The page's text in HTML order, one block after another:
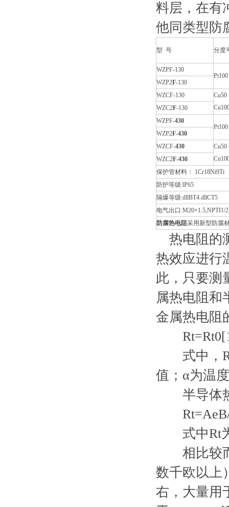
料层，在有
他同类型防
型 号 分度
WZPF-130
Pt100
WZP2F-130
WZCF-130
Cu50
WZC2F-130
WZPF-430
Pt100
WZP2F-430
WZCF-430
Cu50
WZC2F-430
保护管材料： 1Cr18Ni9Ti
防护等级:lP65
隔爆等级:dllBT4.dllCT5
电气出口:M20×1.5,NPTI1/2
防腐热电阻采用新型防腐
热电阻的
热效应进行
此，只要测
属热电阻和
金属热电阻
式中，Rt
值；α为温
半导体热
式中Rt为
相比较而
数千欧以上
右，大量用